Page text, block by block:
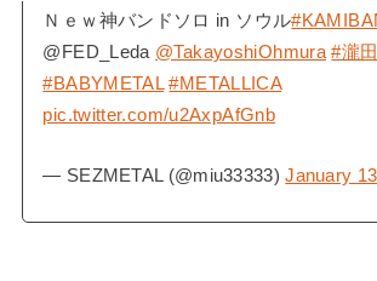
Ｎｅｗ神バンドソロ in ソウル
@FED_Leda @TakayoshiOhmura #瀧
#BABYMETAL #METALLICA
pic.twitter.com/u2AxpAfGnb
— SEZMETAL (@miu33333)January